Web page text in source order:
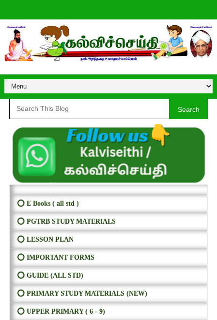
Search
⭕ E Books ( all std )
⭕ PGTRB STUDY MATERIALS
⭕ LESSON PLAN
⭕ IMPORTANT FORMS
⭕ GUIDE (ALL STD)
⭕ PRIMARY STUDY MATERIALS (NEW)
⭕ UPPER PRIMARY ( 6 - 9)